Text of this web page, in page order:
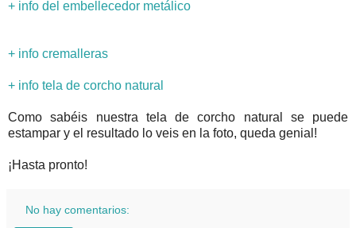
+ info del embellecedor metálico
+ info cremalleras
+ info tela de corcho natural
Como sabéis nuestra tela de corcho natural se puede
estampar y el resultado lo veis en la foto, queda genial!
¡Hasta pronto!
No hay comentarios: